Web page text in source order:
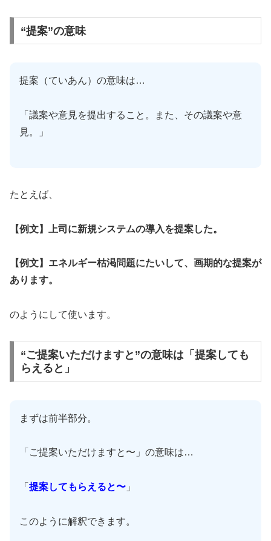
“提案”の意味
提案（ていあん）の意味は…
「議案や意見を提出すること。また、その議案や意
見。」
たとえば、
【例文】上司に新規システムの導入を提案した。
【例文】エネルギー枯渇問題にたいして、画期的な提案が
あります。
のようにして使います。
“ご提案いただけますと”の意味は「提案しても
らえると」
まずは前半部分。
「ご提案いただけますと〜」の意味は…
「 提案してもらえると〜 」
このように解釈できます。